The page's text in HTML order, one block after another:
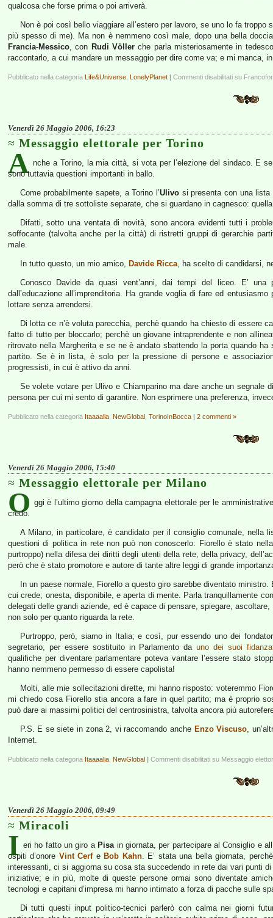
qualcosa che forse prima o poi arriverà.
Non è poi così bello viaggiare all’estero per lavoro, se uno lo fa
più spesso di me). Ma non è nemmeno così male, dopo una bella
Francia-Messico, con Rudi Völler che parla misteriosamente in
raccontarlo, a cui mandare un messaggio per dire come va; e mi manca,
Pubblicato nella categoria Life&Universe LonelyPlanet | Commenti disabilitati su
Venerdì 26 Maggio 2006, 16:23
Messaggio elettorale per Torino
A nche a Torino, la mia città, si vota per l’elezione del sindaco. E
sono tuttavia questioni importanti in ballo.
Come probabilmente sapete, a Torino l’Ulivosi presenta con una lista
dalla somma di tre sottoliste separate, che si guardano in cagnesco:
Difatti, sotto una ventata di novità, sono ancora evidenti tutti i
soffocante (talvolta anche per la città) di ristretti gruppi di gerarchie
male.
In tutto questo, un mio amico, Davide Ricca, ha scelto di candidarsi,
Conosco Davide da quasi vent’anni, dai tempi del liceo. E’
dall’educazione all’imprenditoria. Ha grande voglia di fare ed
lottare senza arrendersi.
Di lotta ce n’è voluta parecchia, perchè quando ha chiesto di essere
fatto di tutto per bloccarlo; perchè un giovane intraprendente e non
ritrovato nella Margherita e se ne è andato sbattendo la porta quando
partito. Se è in lista, è solo per la pressione di persone e
progressisti, in cui è attivo da anni.
Se volete votare per Ulivo e Chiamparino ma dare anche un segnale
persona per cui mi sento di garantire. Non esprimere una preferenza,
Pubblicato nella categoria Itaaaalia NewGlobal TorinoInBocca | 2 commenti »
Venerdì 26 Maggio 2006, 15:40
Messaggio elettorale per Milano
O ggi è l’ultimo giorno della campagna elettorale per le
credo.
A Milano, in particolare, è candidato per il consiglio comunale, nella
questioni di politica in rete non può non conoscerlo: Fiorello è stato
purtroppo) nella difesa dei diritti degli utenti della rete, della privacy,
però che è stato promotore e autore di tante altre leggi di grande
In un paese normale, Fiorello a questo giro sarebbe diventato
cui crede; onesta, disponibile, e aperta di mente. Parla tranquillamente
delegati delle grandi aziende, ed è capace di pensare, spiegare,
non solo per quanto riguarda la rete.
Purtroppo, però, siamo in Italia; e così, pur essendo uno dei
segretario, per essere sostituito in Parlamento dauno dei suoi
qualifiche per diventare parlamentare poteva vantare l’essere stato
hanno nemmeno permesso di essere capolista!
Molti, alle mie sollecitazioni dirette, mi hanno risposto: voteremmo
mi chiedo cosa Fiorello stia ancora a fare in quel partito; ma è proprio
può dare ai massimi politici del centrosinistra, talvolta ancora più
P.S. E se siete in zona 2, vi raccomando anche Enzo Viscuso,
Internet.
Pubblicato nella categoria Itaaaalia NewGlobal | Commenti disabilitati su Messaggio
Venerdì 26 Maggio 2006, 09:49
Miracoli
I eri ho fatto un giro a Pisain giornata, per partecipare al Consiglio e
ospiti d’onore Vint Cerfe Bob Kahn. E’ stata una bella giornata,
interessanti, ci si aggiorna su cosa sta succedendo in rete dai vari punti
iniziative; e in più, molte di queste persone ormai sono diventate
tecnologi e capitani d’impresa mi hanno intimato a forza di pacche sulle
Di tutti questi input politico-tecnici parlerò con calma nei giorni